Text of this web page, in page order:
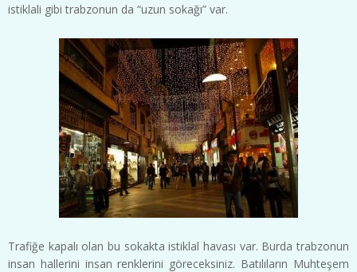
istiklali gibi trabzonun da “uzun sokağı” var.
Trafiğe kapalı olan bu sokakta istiklal havası var. Burda trabzonun
insan hallerini insan renklerini göreceksiniz. Batılıların Muhteşem